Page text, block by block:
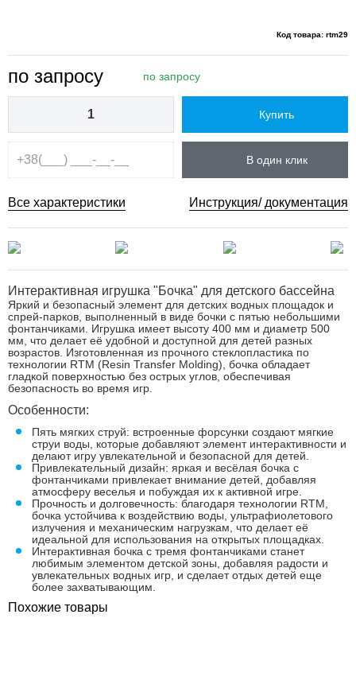
Код товара: rtm29
по запросу по запросу
Купить
В один клик
Все характеристики Инструкция/ документация
Интерактивная игрушка "Бочка" для детского бассейна
Яркий и безопасный элемент для детских водных площадок и
спрей-парков, выполненный в виде бочки с пятью небольшими
фонтанчиками. Игрушка имеет высоту 400 мм и диаметр 500
мм, что делает её удобной и доступной для детей разных
возрастов. Изготовленная из прочного стеклопластика по
технологии RTM (Resin Transfer Molding), бочка обладает
гладкой поверхностью без острых углов, обеспечивая
безопасность во время игр.
Особенности:
Пять мягких струй: встроенные форсунки создают мягкие
струи воды, которые добавляют элемент интерактивности и
делают игру увлекательной и безопасной для детей.
Привлекательный дизайн: яркая и весёлая бочка с
фонтанчиками привлекает внимание детей, добавляя
атмосферу веселья и побуждая их к активной игре.
Прочность и долговечность: благодаря технологии RTM,
бочка устойчива к воздействию воды, ультрафиолетового
излучения и механическим нагрузкам, что делает её
идеальной для использования на открытых площадках.
Интерактивная бочка с тремя фонтанчиками станет
любимым элементом детской зоны, добавляя радости и
увлекательных водных игр, и сделает отдых детей еще
более захватывающим.
Похожие товары